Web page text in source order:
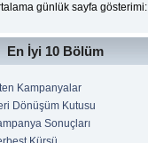
günlük sayfa gösterimi:
En İyi 10 Bölüm
Kampanyalar
Dönüşüm Kutusu
Sonuçları